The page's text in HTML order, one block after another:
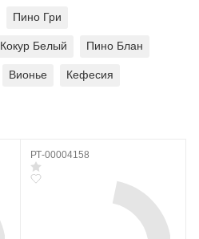
Пино Гри
Кокур Белый Пино Блан
Вионье Кефесия
РТ-00004158